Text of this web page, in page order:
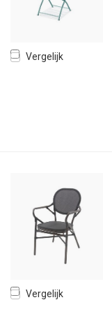
Vergelijk
Vergelijk